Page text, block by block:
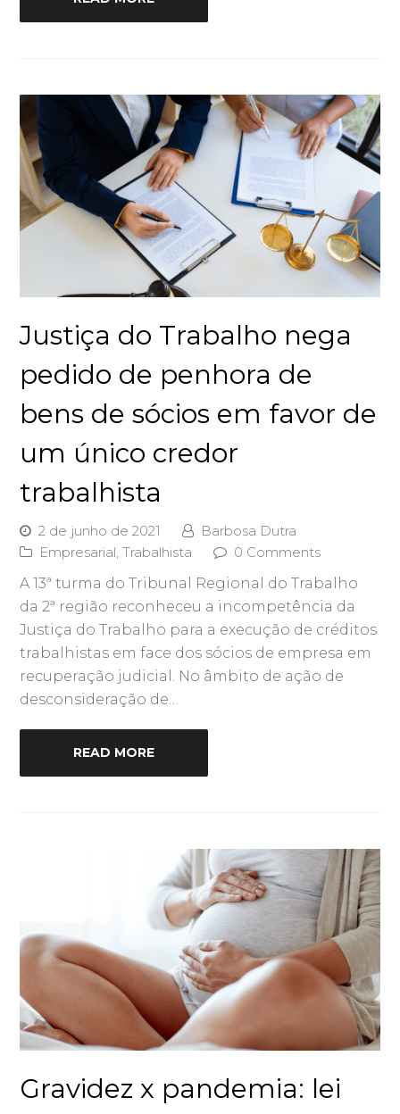
Justiça do Trabalho nega
pedido de penhora de
bens de sócios em favor de
um único credor
trabalhista
2 de junho de 2021
Barbosa Dutra
Empresarial ,Trabalhista 0 Comments
A 13ª turma do Tribunal Regional do Trabalho
da 2ª região reconheceu a incompetência da
Justiça do Trabalho para a execução de créditos
trabalhistas em face dos sócios de empresa em
recuperação judicial. No âmbito de ação de
desconsideração de…
READ MORE
Gravidez x pandemia: lei